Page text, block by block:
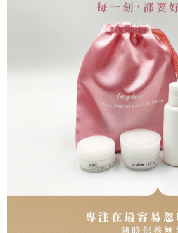
每筆NT$80，滿NT$899(含以上)免運費